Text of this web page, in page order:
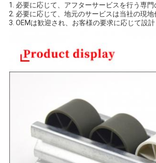
1. 必要に応じて、アフターサービスを行う専門
2. 必要に応じて、地元のサービスは当社の現地
3. OEMは歓迎され、お客様の要求に応じて設計